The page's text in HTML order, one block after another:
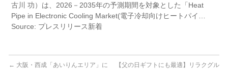
古川 功）は、2026－2035年の予測期間を対象とした「Heat
Pipe in Electronic Cooling Market(電子冷却向けヒートパイ…
Source: プレスリリース新着
← 大阪・西成「あいりんエリア」に
【父の日ギフトにも最適】リラクグル